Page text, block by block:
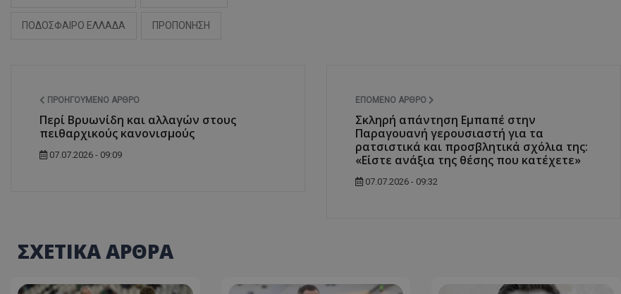
ΠΟΔΟΣΦΑΙΡΟ ΕΛΛΑΔΑ ΠΡΟΠΟΝΗΣΗ
ΠΡΟΗΓΟΎΜΕΝΟ ΆΡΘΡΟ
Περί Βρυωνίδη και αλλαγών στους
πειθαρχικούς κανονισμούς
07.07.2026 - 09:09
ΕΠΌΜΕΝΟ ΆΡΘΡΟ
Σκληρή απάντηση Εμπαπέ στην
Παραγουανή γερουσιαστή για τα
ρατσιστικά και προσβλητικά σχόλια της:
«Είστε ανάξια της θέσης που κατέχετε»
07.07.2026 - 09:32
ΣΧΕΤΙΚΑ ΑΡΘΡΑ